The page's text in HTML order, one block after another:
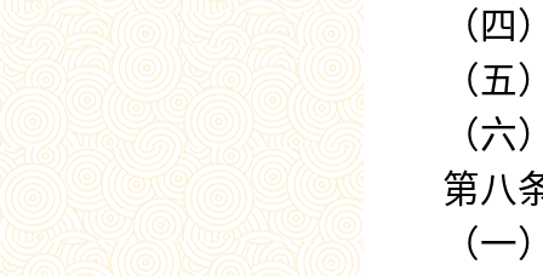
（
（
（
第八
（